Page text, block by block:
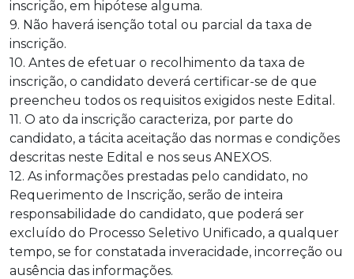
inscrição, em hipótese alguma.
9. Não haverá isenção total ou parcial da taxa de
inscrição.
10. Antes de efetuar o recolhimento da taxa de
inscrição, o candidato deverá certificar-se de que
preencheu todos os requisitos exigidos neste Edital.
11. O ato da inscrição caracteriza, por parte do
candidato, a tácita aceitação das normas e condições
descritas neste Edital e nos seus ANEXOS.
12. As informações prestadas pelo candidato, no
Requerimento de Inscrição, serão de inteira
responsabilidade do candidato, que poderá ser
excluído do Processo Seletivo Unificado, a qualquer
tempo, se for constatada inveracidade, incorreção ou
ausência das informações.